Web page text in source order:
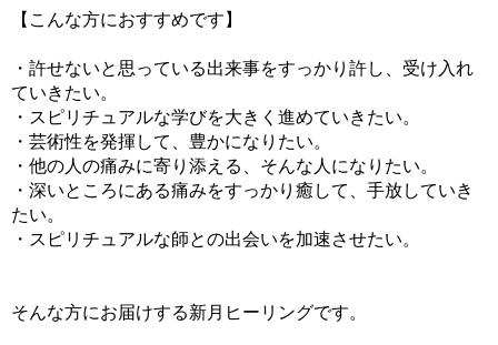
【こんな方におすすめです】
・許せないと思っている出来事をすっかり許し、受け入れ
ていきたい。
・スピリチュアルな学びを大きく進めていきたい。
・芸術性を発揮して、豊かになりたい。
・他の人の痛みに寄り添える、そんな人になりたい。
・深いところにある痛みをすっかり癒して、手放していき
たい。
・スピリチュアルな師との出会いを加速させたい。
そんな方にお届けする新月ヒーリングです。